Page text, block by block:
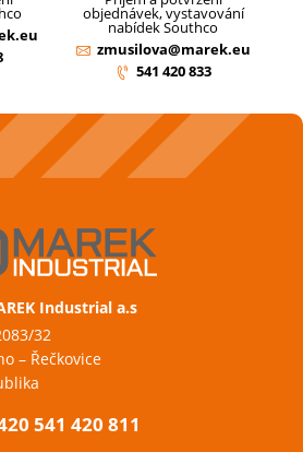
objednávek, vystavování
nabídek Southco
zmusilova@marek.eu
541 420 833
Industrial a.s
32
– Řečkovice
541 420 811